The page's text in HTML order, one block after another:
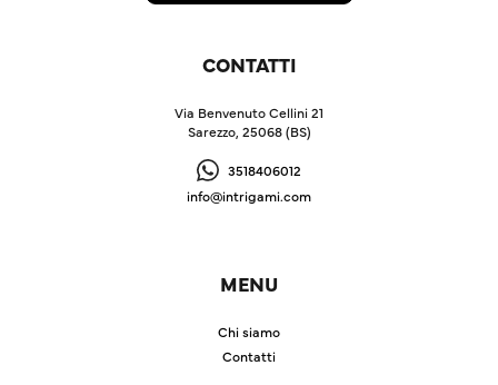
CONTATTI
Via Benvenuto Cellini 21
Sarezzo, 25068 (BS)
3518406012
info@intrigami.com
MENU
Chi siamo
Contatti